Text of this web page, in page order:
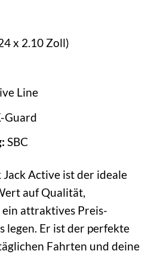
x 2.10 Zoll)
Line
Guard
SBC
Jack Active ist der ideale
auf Qualität,
attraktives Preis-
legen. Er ist der perfekte
Fahrten und deine